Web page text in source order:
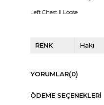
Left Chest II Loose
RENK Haki
YORUMLAR(0)
ÖDEME SEÇENEKLERI